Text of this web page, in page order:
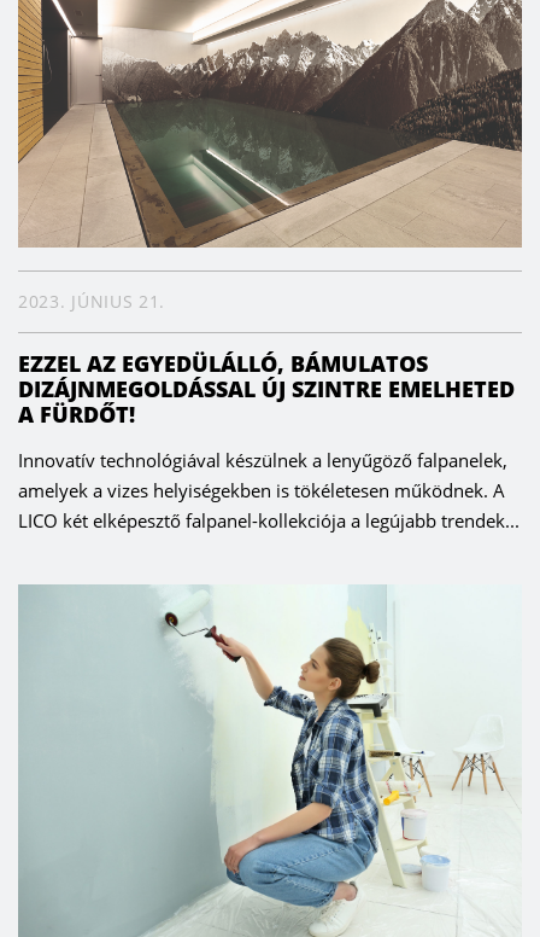
2023. JÚNIUS 21.
EZZEL AZ EGYEDÜLÁLLÓ, BÁMULATOS
DIZÁJNMEGOLDÁSSAL ÚJ SZINTRE EMELHETED
A FÜRDŐT!
Innovatív technológiával készülnek a lenyűgöző falpanelek,
amelyek a vizes helyiségekben is tökéletesen működnek. A
LICO két elképesztő falpanel-kollekciója a legújabb trendek...